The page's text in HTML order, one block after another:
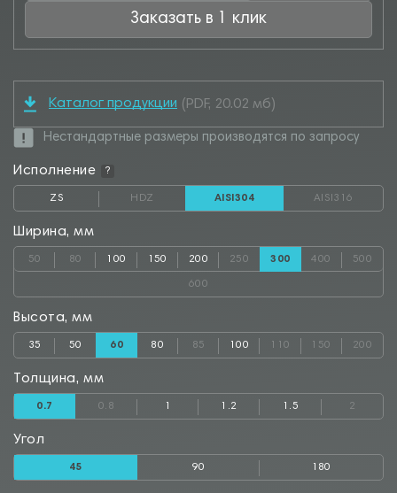
Заказать в 1 клик
Каталог продукции (PDF, 20.02 мб)
Нестандартные размеры производятся по запросу
Исполнение ?
ZS HDZ AISI304 AISI316
Ширина, мм
50 80 100 150 200 250 300 400 500
600
Высота, мм
35 50 60 80 85 100 110 150 200
Толщина, мм
0.7 0.8 1.2 1.5 2
Угол
45 90 180